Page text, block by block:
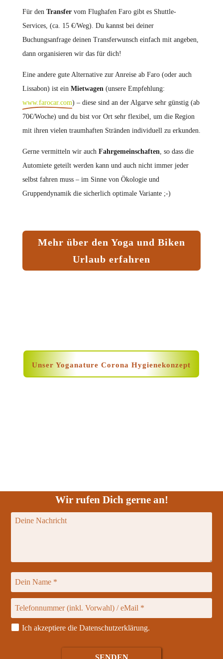
Für den Transfervom Flughafen Faro gibt es Shuttle-
Services, (ca. 15 €/Weg). Du kannst bei deiner
Buchungsanfrage deinen Transferwunsch einfach mit angeben,
dann organisieren wir das für dich!
Eine andere gute Alternative zur Anreise ab Faro (oder auch
Lissabon) ist ein Mietwagen(unsere Empfehlung:
www.farocar.com) – diese sind an der Algarve sehr günstig (ab
70€/Woche) und du bist vor Ort sehr flexibel, um die Region
mit ihren vielen traumhaften Stränden individuell zu erkunden.
Gerne vermitteln wir auch Fahrgemeinschaften, so dass die
Automiete geteilt werden kann und auch nicht immer jeder
selbst fahren muss – im Sinne von Ökologie und
Gruppendynamik die sicherlich optimale Variante ;-)
Mehr über den Yoga und Biken
Urlaub erfahren
Unser Yoganature Corona Hygienekonzept
Wir rufen Dich gerne an!
Ich akzeptiere dieDatenschutzerklärung.